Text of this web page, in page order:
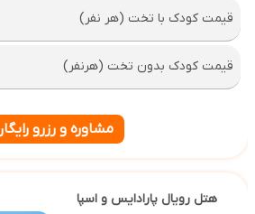
قیمت کودک با تخت (هر نفر)
قیمت کودک بدون تخت (هرنفر)
مشاوره و رزرو رایگان
هتل رویال پارادایس و اسپا